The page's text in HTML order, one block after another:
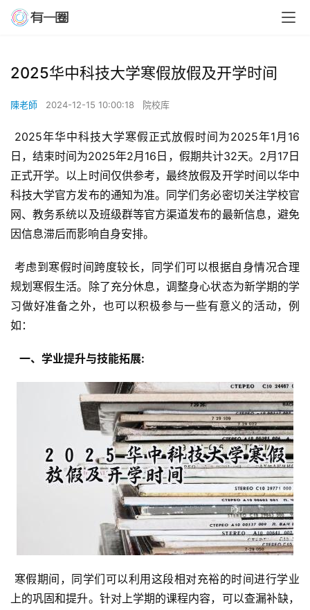
2025华中科技大学寒假放假及开学时间
陳老師 2024-12-15 10:00:18 院校库
日，结束时间为2025年2月16日，假期共计32天。2月17日
正式开学。以上时间仅供参考，最终放假及开学时间以华中
科技大学官方发布的通知为准。同学们务必密切关注学校官
网、教务系统以及班级群等官方渠道发布的最新信息，避免
因信息滞后而影响自身安排。
规划寒假生活。除了充分休息，调整身心状态为新学期的学
习做好准备之外，也可以积极参与一些有意义的活动，例
如：
  一、学业提升与技能拓展:
上的巩固和提升。针对上学期的课程内容，可以查漏补缺，